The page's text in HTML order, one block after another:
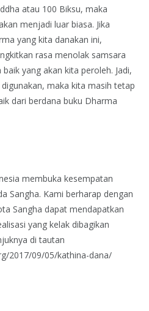
atau 100 Biksu, maka
menjadi luar biasa. Jika
yang kita danakan ini,
rasa menolak samsara
yang akan kita peroleh. Jadi,
maka kita masih tetap
dari berdana buku Dharma
membuka kesempatan
Sangha. Kami berharap dengan
Sangha dapat mendapatkan
yang kelak dibagikan
di tautan
2017/09/05/kathina-dana/